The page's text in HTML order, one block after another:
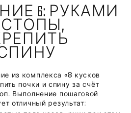
6: РУКАМИ
из комплекса «8 кусков
почки и спину за счёт
Выполнение пошаговой
отличный результат: